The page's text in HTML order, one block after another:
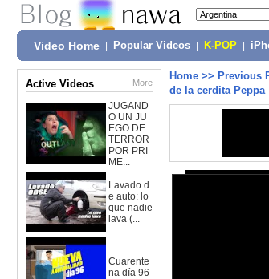
Video Home Popular Videos K-POP
Active Videos More
JUGAND
O UN JU
EGO DE
TERROR
POR PRI
ME...
Lavado d
e auto: lo
que nadie
lava (...
Cuarente
na día 96
Home >> Previous
de la cerdita Peppa